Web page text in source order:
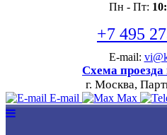
Пн - Пт:
+7 495
E-mail:
Схема
г. Москва,
E-mail Max